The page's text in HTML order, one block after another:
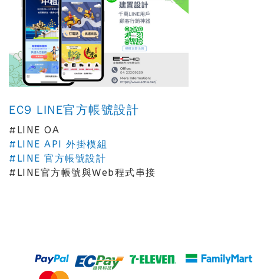
EC9 LINE官方帳號設計
#LINE OA
#LINE API 外掛模組
#LINE 官方帳號設計
#LINE官方帳號與Web程式串接